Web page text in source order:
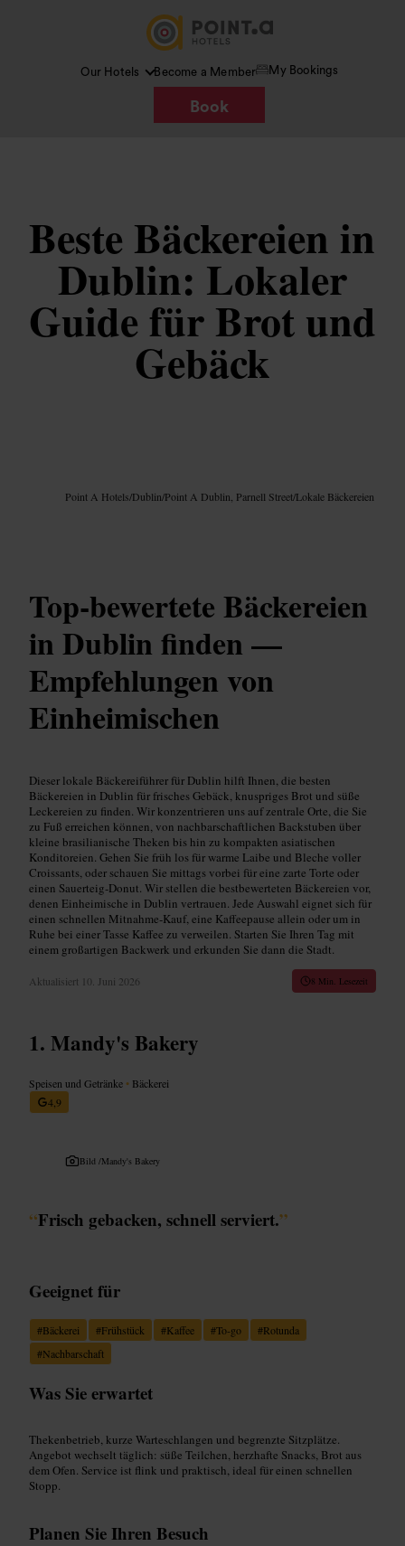
Our Hotels Become a Member My Bookings
Book
Beste Bäckereien in
Dublin: Lokaler
Guide für Brot und
Gebäck
Point A Hotels/Dublin/Point A Dublin, Parnell Street/Lokale Bäckereien
Top‑bewertete Bäckereien
in Dublin finden —
Empfehlungen von
Einheimischen
Dieser lokale Bäckereiführer für Dublin hilft Ihnen, die besten
Bäckereien in Dublin für frisches Gebäck, knuspriges Brot und süße
Leckereien zu finden. Wir konzentrieren uns auf zentrale Orte, die Sie
zu Fuß erreichen können, von nachbarschaftlichen Backstuben über
kleine brasilianische Theken bis hin zu kompakten asiatischen
Konditoreien. Gehen Sie früh los für warme Laibe und Bleche voller
Croissants, oder schauen Sie mittags vorbei für eine zarte Torte oder
einen Sauerteig‑Donut. Wir stellen die bestbewerteten Bäckereien vor,
denen Einheimische in Dublin vertrauen. Jede Auswahl eignet sich für
einen schnellen Mitnahme‑Kauf, eine Kaffeepause allein oder um in
Ruhe bei einer Tasse Kaffee zu verweilen. Starten Sie Ihren Tag mit
einem großartigen Backwerk und erkunden Sie dann die Stadt.
Aktualisiert 10. Juni 2026 8 Min. Lesezeit
Mandy's Bakery
Speisen und Getränke • Bäckerei
4,9
Bild /Mandy's Bakery
“Frisch gebacken, schnell serviert.”
Geeignet für
#Bäckerei #Frühstück #Kaffee #To‑go #Rotunda
#Nachbarschaft
Was Sie erwartet
Thekenbetrieb, kurze Warteschlangen und begrenzte Sitzplätze.
Angebot wechselt täglich: süße Teilchen, herzhafte Snacks, Brot aus
dem Ofen. Service ist flink und praktisch, ideal für einen schnellen
Stopp.
Planen Sie Ihren Besuch